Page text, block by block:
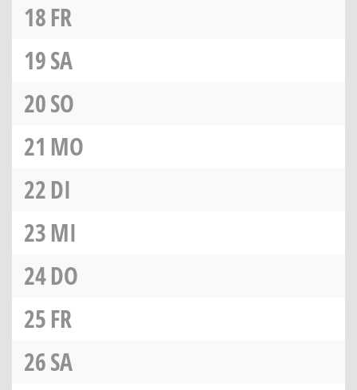
18FR
19SA
20SO
21 MO
22DI
23MI
24DO
25FR
26SA